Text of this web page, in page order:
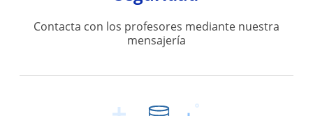
Contacta con los profesores mediante nuestra
mensajería